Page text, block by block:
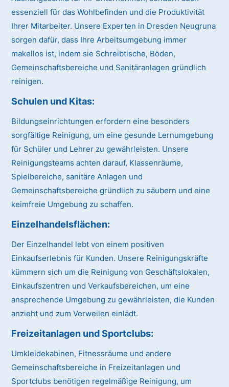
essenziell für das Wohlbefinden und die Produktivität
Ihrer Mitarbeiter. Unsere Experten in Dresden Neugruna
sorgen dafür, dass Ihre Arbeitsumgebung immer
makellos ist, indem sie Schreibtische, Böden,
Gemeinschaftsbereiche und Sanitäranlagen gründlich
reinigen.
Schulen und Kitas:
Bildungseinrichtungen erfordern eine besonders
sorgfältige Reinigung, um eine gesunde Lernumgebung
für Schüler und Lehrer zu gewährleisten. Unsere
Reinigungsteams achten darauf, Klassenräume,
Spielbereiche, sanitäre Anlagen und
Gemeinschaftsbereiche gründlich zu säubern und eine
keimfreie Umgebung zu schaffen.
Einzelhandelsflächen:
Der Einzelhandel lebt von einem positiven
Einkaufserlebnis für Kunden. Unsere Reinigungskräfte
kümmern sich um die Reinigung von Geschäftslokalen,
Einkaufszentren und Verkaufsbereichen, um eine
ansprechende Umgebung zu gewährleisten, die Kunden
anzieht und zum Verweilen einlädt.
Freizeitanlagen und Sportclubs:
Umkleidekabinen, Fitnessräume und andere
Gemeinschaftsbereiche in Freizeitanlagen und
Sportclubs benötigen regelmäßige Reinigung, um